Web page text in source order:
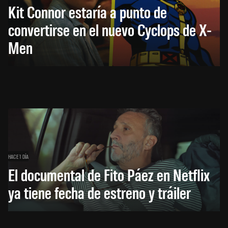
Kit Connor estaría a punto de
convertirse en el nuevo Cyclops de X-
Men
HACE 1 DÍA
El documental de Fito Páez en Netflix
ya tiene fecha de estreno y tráiler